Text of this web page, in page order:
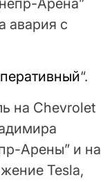
Арена”
авария с
“.
на Chevrolet
Арены” и на
Tesla,